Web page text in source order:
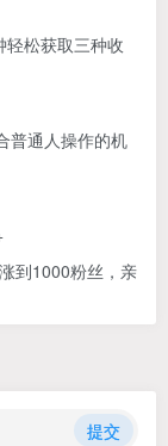
松获取三种收
普通人操作的机
到1000粉丝，亲
提交